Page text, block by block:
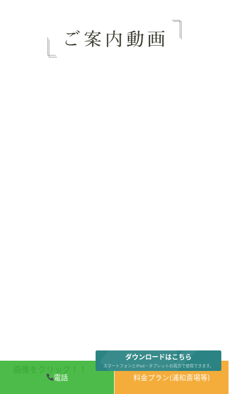
電話 料金プラン(浦和斎場等)
ダウンロードはこちら
スマートフォンとiPad・タブレットの両方で使用できます。